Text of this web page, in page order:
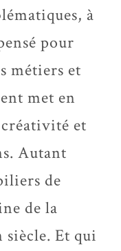
à
pour
métiers et
met en
et
Autant
de
de la
siècle. Et qui